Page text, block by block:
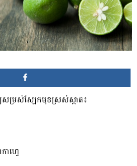
យ​សម្រស់​ស្បែក​មុខស្រស់​ស្អាត​៖
ាហ្វេ​